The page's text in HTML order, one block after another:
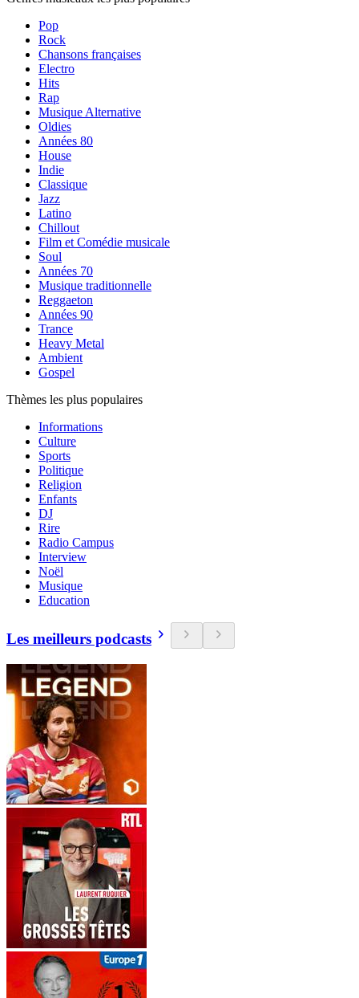
Pop
Rock
Chansons françaises
Electro
Hits
Rap
Musique Alternative
Oldies
Années 80
House
Indie
Classique
Jazz
Latino
Chillout
Film et Comédie musicale
Soul
Années 70
Musique traditionnelle
Reggaeton
Années 90
Trance
Heavy Metal
Ambient
Gospel
Thèmes les plus populaires
Informations
Culture
Sports
Politique
Religion
Enfants
DJ
Rire
Radio Campus
Interview
Noël
Musique
Education
Les meilleurs podcasts